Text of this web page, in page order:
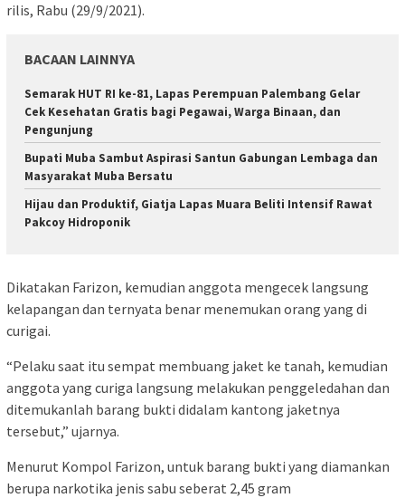
rilis, Rabu (29/9/2021).
BACAAN LAINNYA
Semarak HUT RI ke-81, Lapas Perempuan Palembang Gelar
Cek Kesehatan Gratis bagi Pegawai, Warga Binaan, dan
Pengunjung
Bupati Muba Sambut Aspirasi Santun Gabungan Lembaga dan
Masyarakat Muba Bersatu
Hijau dan Produktif, Giatja Lapas Muara Beliti Intensif Rawat
Pakcoy Hidroponik
Dikatakan Farizon, kemudian anggota mengecek langsung
kelapangan dan ternyata benar menemukan orang yang di
curigai.
“Pelaku saat itu sempat membuang jaket ke tanah, kemudian
anggota yang curiga langsung melakukan penggeledahan dan
ditemukanlah barang bukti didalam kantong jaketnya
tersebut,” ujarnya.
Menurut Kompol Farizon, untuk barang bukti yang diamankan
berupa narkotika jenis sabu seberat 2,45 gram